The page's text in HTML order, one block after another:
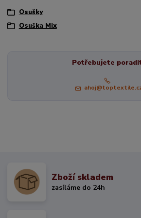
Osušky
Osuška Mix
Potřebujete
Zboží skladem
zasíláme do 24h